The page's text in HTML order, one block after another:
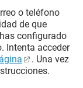
o teléfono
de que
configurado
Intenta acceder
. Una vez